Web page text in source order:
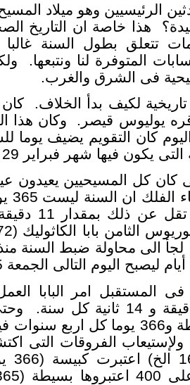
الرئيسيين وهو ميلاد
هذا خاصة ان التاريخ
تتعلق بطول السنة
المتوفرة لنا ونتبعها.
فى الشرق والغرب.
لكيف بدأ الخلاف. كان
أقره يوليوس قيصر. وكان هذا
ربع اليوم كان التقويم يضيف
الى محاولة ضبط السنة
امر البابا العمل
الغريغورى وهو 365 يوما وربع تنقص 11
اعتبروا السنة 365 يوما فى السنوات البسيطة
(وهى التى تقبل القسمة على 4). ولإستيعاب